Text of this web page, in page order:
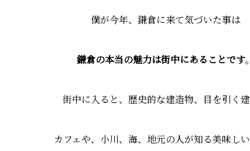
僕が今年、鎌倉に来て気づいた事は
鎌倉の本当の魅力は街中にあることです。
街中に入ると、歴史的な建造物、目を引く建
カフェや、小川、海、地元の人が知る美味し